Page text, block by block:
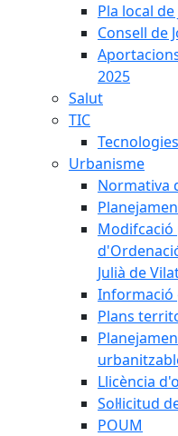
Pla local
Consell de
2025
Salut
TIC
Urbanisme
Normativa
Modifcació
Julià de
Informació
Plans
Llicència
Sol·licitud
POUM